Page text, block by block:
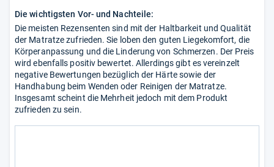
Die wichtigsten Vor- und Nachteile:
Die meisten Rezensenten sind mit der Haltbarkeit und Qualität
der Matratze zufrieden. Sie loben den guten Liegekomfort, die
Körperanpassung und die Linderung von Schmerzen. Der Preis
wird ebenfalls positiv bewertet. Allerdings gibt es vereinzelt
negative Bewertungen bezüglich der Härte sowie der
Handhabung beim Wenden oder Reinigen der Matratze.
Insgesamt scheint die Mehrheit jedoch mit dem Produkt
zufrieden zu sein.